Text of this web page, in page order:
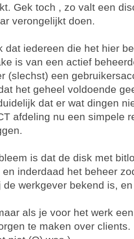
Gek toch , zo valt een
verongelijkt doen.
dat iedereen die het hier
is van een actief
(slechst) een
het geheel voldoende
dat er wat dingen
afdeling nu een simpele
is dat de disk met
inderdaad het beheer
de werkgever bekend is,
als je voor het werk
te maken over